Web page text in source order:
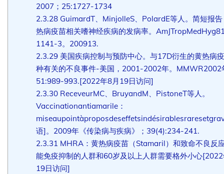
2007；25:1727-1734
2.3.28GuimardT、MinjolleS、PolardE等人。简短报告
热病疫苗相关嗜神经疾病的发病率。
1141-3。200913.
2.3.29美国疾病控制与预防中心。与17D衍生的黄热病
种有关的不良事件-美国，2001-2002年。MMWR2002
51:989-993.[2022年8月19日访问]
2.3.30ReceveurMC、BruyandM、PistoneT等人。
Vaccinationantiamarile：
语]。2009年《传染病与疾病》；39(4):234-241.
2.3.31 MHRA：黄热病疫苗（Stamaril）和致命不良反
能免疫抑制的人群和60岁及以上人群需要格外小心
19日访问]